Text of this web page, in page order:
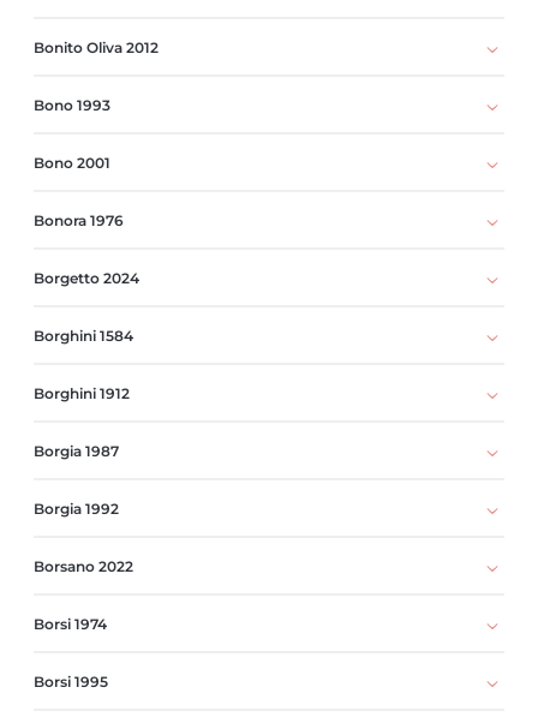
Bonito Oliva 2012
Bono 1993
Bono 2001
Bonora 1976
Borgetto 2024
Borghini 1584
Borghini 1912
Borgia 1987
Borgia 1992
Borsano 2022
Borsi 1974
Borsi 1995